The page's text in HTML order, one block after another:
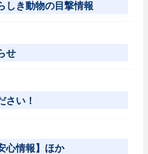
しき動物の目撃情報
せ
さい！
心情報】ほか